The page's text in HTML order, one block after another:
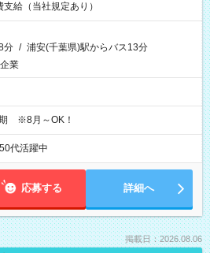
給（当社規定あり）
分 / 浦安(千葉県)駅からバス13分
業
期 ※8月～OK！
代活躍中
応募する 詳細へ
掲載日：2026.08.06